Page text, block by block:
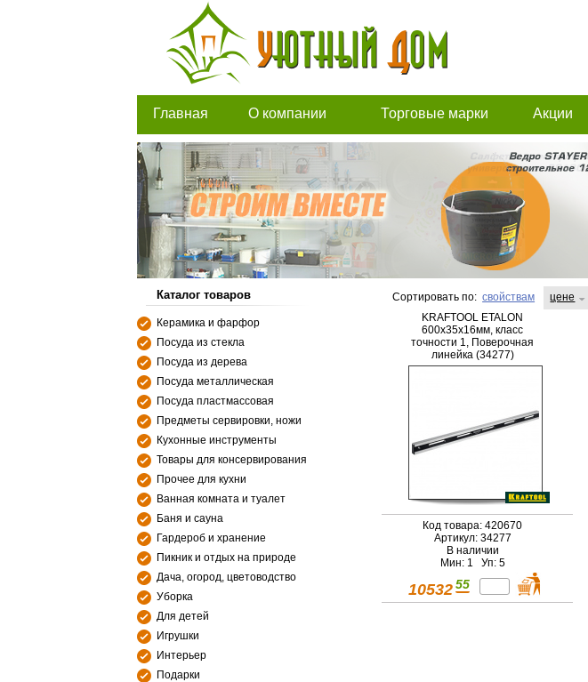
Главная О компании Торговые марки Акции
Каталог товаров
Керамика и фарфор
Посуда из стекла
Посуда из дерева
Посуда металлическая
Посуда пластмассовая
Предметы сервировки, ножи
Кухонные инструменты
Товары для консервирования
Прочее для кухни
Ванная комната и туалет
Баня и сауна
Гардероб и хранение
Пикник и отдых на природе
Дача, огород, цветоводство
Уборка
Для детей
Игрушки
Интерьер
Подарки
Сортировать по: свойствам цене
KRAFTOOL ETALON
600х35х16мм, класс
точности 1, Поверочная
линейка (34277)
Код товара: 420670
Артикул: 34277
В наличии
Мин: 1 Уп: 5
10532 55